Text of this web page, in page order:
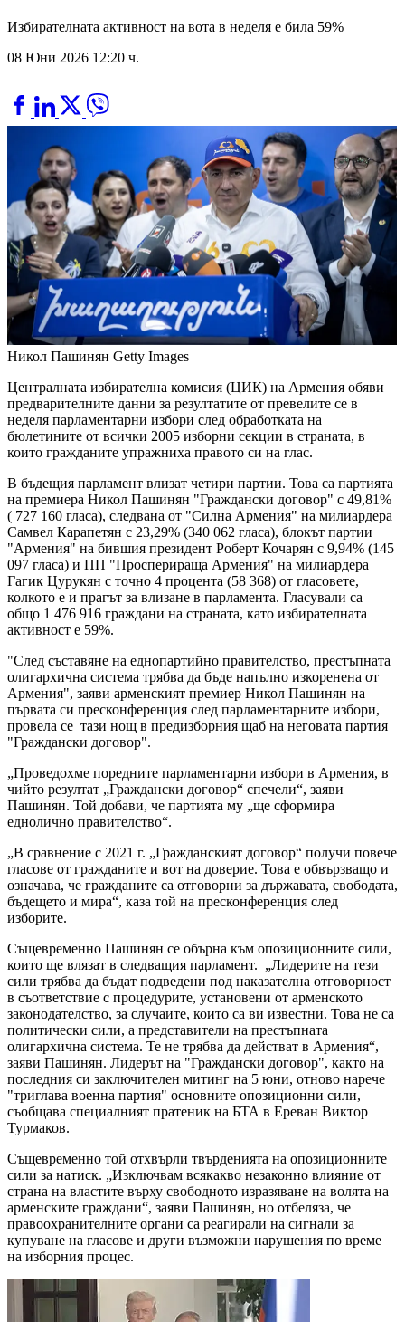
Избирателната активност на вота в неделя е била 59%
08 Юни 2026 12:20 ч.
Никол Пашинян Getty Images
Централната избирателна комисия (ЦИК) на Армения обяви
предварителните данни за резултатите от превелите се в
неделя парламентарни избори след обработката на
бюлетините от всички 2005 изборни секции в страната, в
които гражданите упражниха правото си на глас.
В бъдещия парламент влизат четири партии. Това са партията
на премиера Никол Пашинян "Граждански договор" с 49,81%
( 727 160 гласа), следвана от "Силна Армения" на милиардера
Самвел Карапетян с 23,29% (340 062 гласа), блокът партии
"Армения" на бившия президент Роберт Кочарян с 9,94% (145
097 гласа) и ПП "Просперираща Армения" на милиардера
Гагик Цурукян с точно 4 процента (58 368) от гласовете,
колкото е и прагът за влизане в парламента. Гласували са
общо 1 476 916 граждани на страната, като избирателната
активност е 59%.
"След съставяне на еднопартийно правителство, престъпната
олигархична система трябва да бъде напълно изкоренена от
Армения", заяви арменският премиер Никол Пашинян на
първата си пресконференция след парламентарните избори,
провела се тази нощ в предизборния щаб на неговата партия
"Граждански договор".
„Проведохме поредните парламентарни избори в Армения, в
чийто резултат „Граждански договор“ спечели“, заяви
Пашинян. Той добави, че партията му „ще сформира
еднолично правителство“.
„В сравнение с 2021 г. „Гражданският договор“ получи повече
гласове от гражданите и вот на доверие. Това е обвързващо и
означава, че гражданите са отговорни за държавата, свободата,
бъдещето и мира“, каза той на пресконференция след
изборите.
Същевременно Пашинян се обърна към опозиционните сили,
които ще влязат в следващия парламент. „Лидерите на тези
сили трябва да бъдат подведени под наказателна отговорност
в съответствие с процедурите, установени от арменското
законодателство, за случаите, които са ви известни. Това не са
политически сили, а представители на престъпната
олигархична система. Те не трябва да действат в Армения“,
заяви Пашинян. Лидерът на "Граждански договор", както на
последния си заключителен митинг на 5 юни, отново нарече
"триглава военна партия" основните опозиционни сили,
съобщава специалният пратеник на БТА в Ереван Виктор
Турмаков.
Същевременно той отхвърли твърденията на опозиционните
сили за натиск. „Изключвам всякакво незаконно влияние от
страна на властите върху свободното изразяване на волята на
арменските граждани“, заяви Пашинян, но отбеляза, че
правоохранителните органи са реагирали на сигнали за
купуване на гласове и други възможни нарушения по време
на изборния процес.